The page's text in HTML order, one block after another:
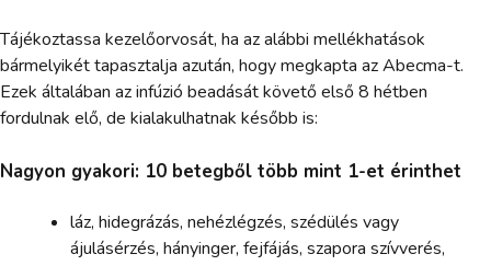
Tájékoztassa kezelőorvosát, ha az alábbi mellékhatások
bármelyikét tapasztalja azután, hogy megkapta az Abecma-t.
Ezek általában az infúzió beadását követő első 8 hétben
fordulnak elő, de kialakulhatnak később is:
Nagyon gyakori: 10 betegből több mint 1-et érinthet
láz, hidegrázás, nehézlégzés, szédülés vagy
ájulásérzés, hányinger, fejfájás, szapora szívverés,